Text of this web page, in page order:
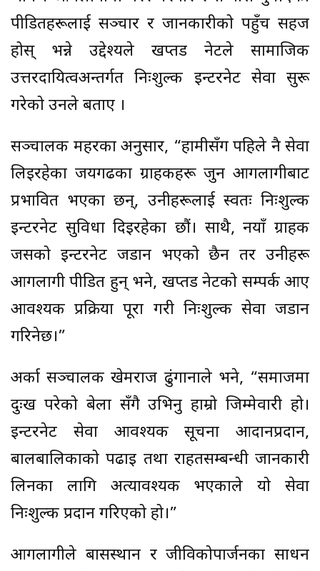
पीडितहरूलाई सञ्चार र जानकारीको पहुँच सहज
होस् भन्ने उद्देश्यले खप्तड नेटले सामाजिक
उत्तरदायित्वअन्तर्गत निःशुल्क इन्टरनेट सेवा सुरू
गरेको उनले बताए ।
सञ्चालक महरका अनुसार, “हामीसँग पहिले नै सेवा
लिइरहेका जयगढका ग्राहकहरू जुन आगलागीबाट
प्रभावित भएका छन्, उनीहरूलाई स्वतः निःशुल्क
इन्टरनेट सुविधा दिइरहेका छौं। साथै, नयाँ ग्राहक
जसको इन्टरनेट जडान भएको छैन तर उनीहरू
आगलागी पीडित हुन् भने, खप्तड नेटको सम्पर्क आए
आवश्यक प्रक्रिया पूरा गरी निःशुल्क सेवा जडान
गरिनेछ।”
अर्का सञ्चालक खेमराज ढुंगानाले भने, “समाजमा
दुःख परेको बेला सँगै उभिनु हाम्रो जिम्मेवारी हो।
इन्टरनेट सेवा आवश्यक सूचना आदानप्रदान,
बालबालिकाको पढाइ तथा राहतसम्बन्धी जानकारी
लिनका लागि अत्यावश्यक भएकाले यो सेवा
निःशुल्क प्रदान गरिएको हो।”
आगलागीले बासस्थान र जीविकोपार्जनका साधन